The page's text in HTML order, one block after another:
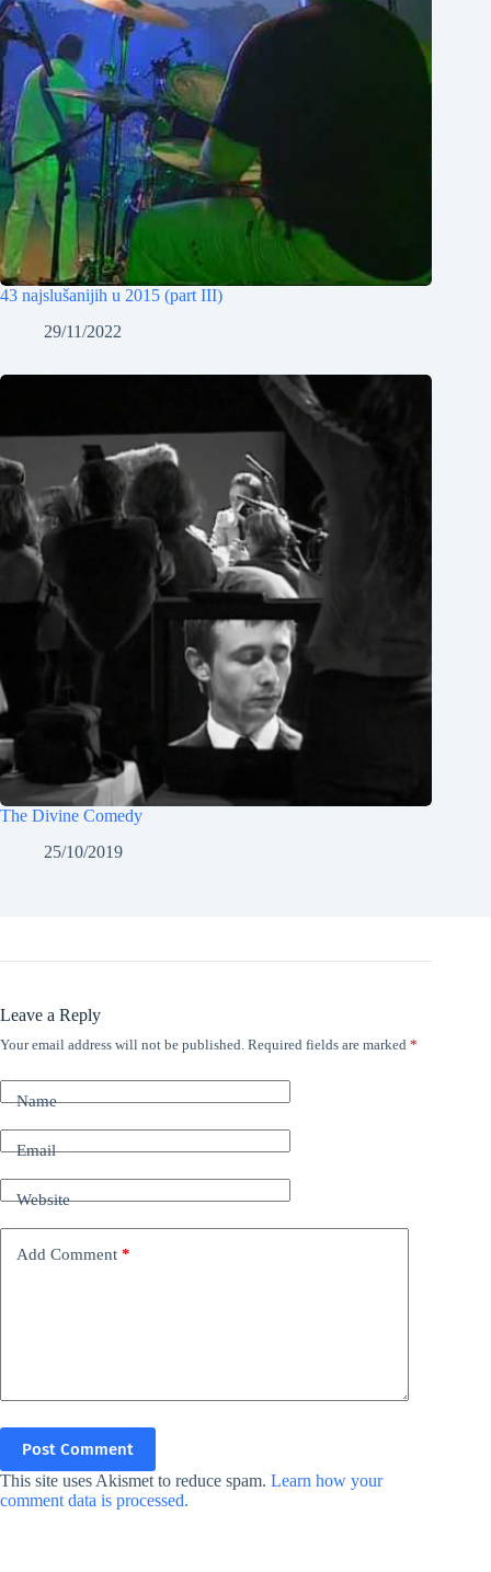
43 najslušanijih u 2015 (part III)
29/11/2022
The Divine Comedy
25/10/2019
Leave a Reply
Your email address will not be published. Required fields are marked *
Name
Email
Website
Add Comment *
Post Comment
This site uses Akismet to reduce spam. Learn how your
comment data is processed.